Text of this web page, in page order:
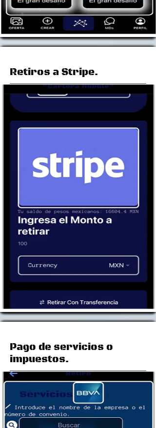
Retiros a Stripe.
Pago de servicios o
impuestos.